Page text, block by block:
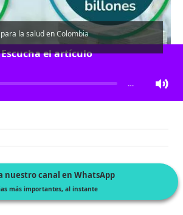
la salud en Colombia
Escucha el artículo
…
nuestro canal en WhatsApp
más importantes, al instante